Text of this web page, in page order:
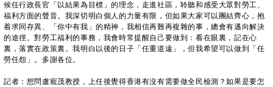
候任行政長官「以結果為目標」的理念，走進社區，聆聽和感受大眾對勞工、
福利方面的聲音。我深切明白個人的力量有限，但如果大家可以團結齊心，抱
着求同存異、「你中有我」的精神，我相信再難再複雜的事，總會有邁向解決
的途徑。對勞工福利的事務，我會時常提醒自己要做到：看在眼裏，記在心
裏，落實在政策裏。我明白以後的日子「任重道遠」，但我希望可以做到「任
勞任怨」。多謝各位。
記者：想問盧寵茂教授，上任後覺得香港有沒有需要做全民檢測？如果是要怎